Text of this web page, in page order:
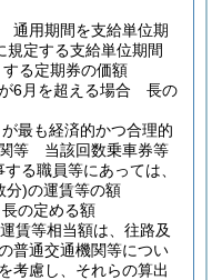
通用期間を支給単位期
規定する支給単位期間
する定期券の価額
6月を超える場合 長の
最も経済的かつ合理的
等 当該回数乗車券等
る職員等にあっては、
分)の運賃等の額
の定める額
賃等相当額は、往路及
普通交通機関等につい
考慮し、それらの算出